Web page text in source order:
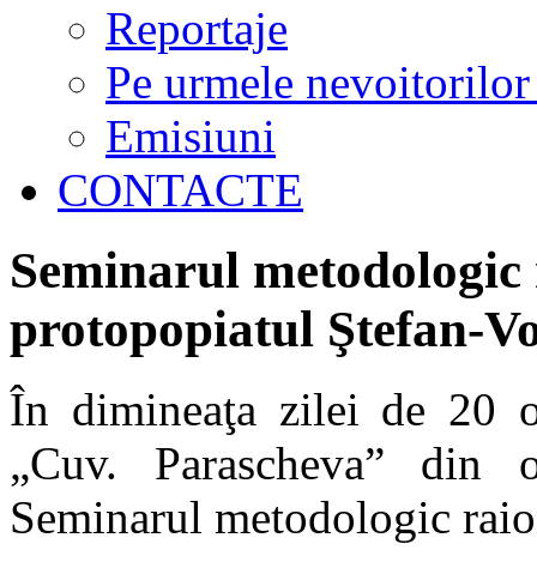
Reportaje
Pe urmele nevoitorilor
Emisiuni
CONTACTE
Seminarul
protopopiatul Ştefan-
În dimineaţa zilei de 20
„Cuv. Parascheva” din
Seminarul metodologic